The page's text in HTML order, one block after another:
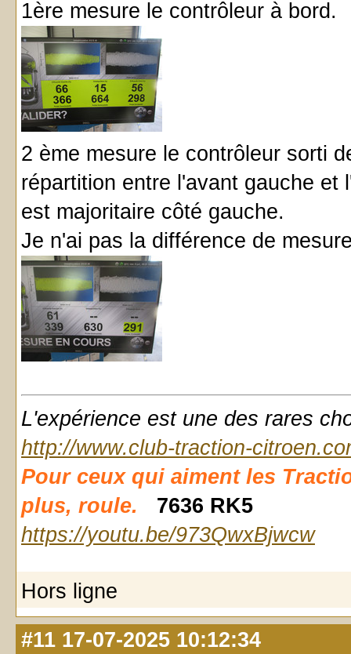
1ère mesure le contrôleur à bord.
2 ème mesure le contrôleur sorti
répartition entre l'avant gauche et
est majoritaire côté gauche.
Je n'ai pas la différence de
L'expérience est une des rares
http://www.club-traction-
Pour ceux qui aiment les
plus, roule.
7636 RK5
https://youtu.be/973QwxBjwcw
Hors ligne
#11 17-07-2025 10:12:34